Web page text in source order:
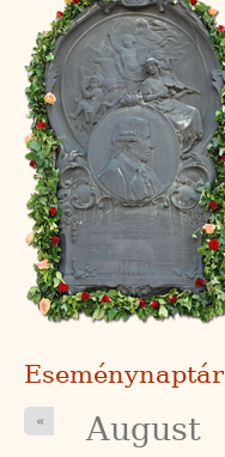
Eseménynaptár
« August